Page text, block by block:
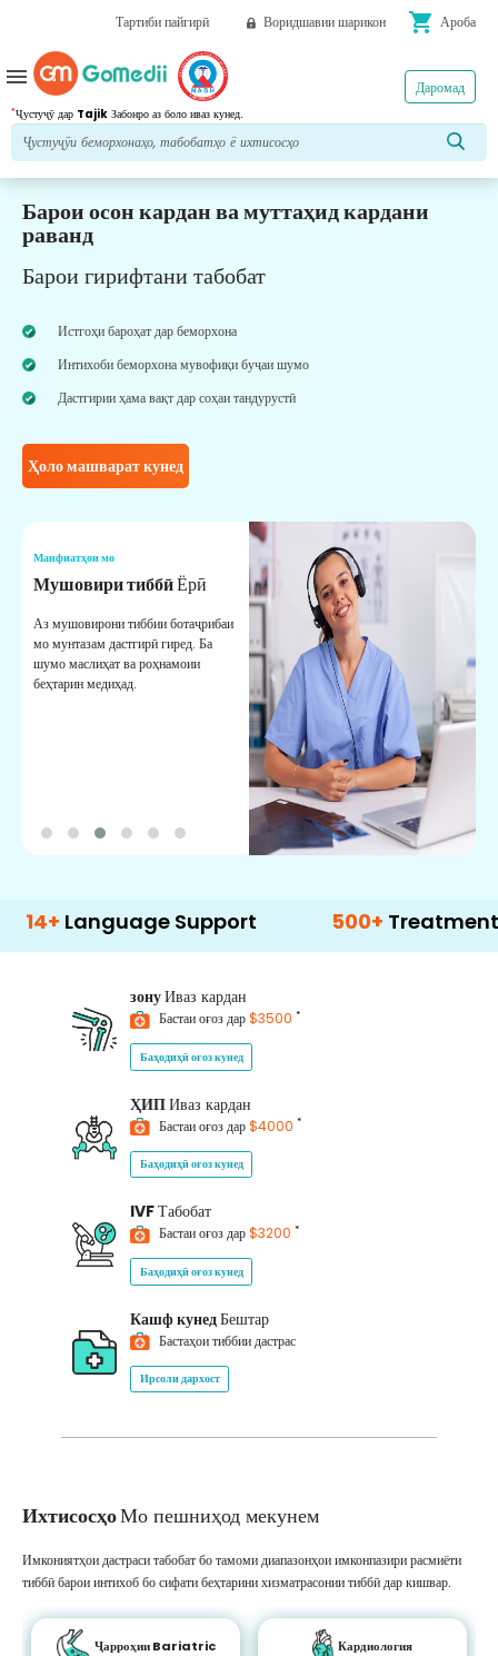
Тартиби пайгирӣ Воридшавии шарикон shopping_cart Ароба
*Ҷустуҷӯ дар Tajik Забонро аз боло иваз кунед.
Даромад
menu
Барои осон кардан ва муттаҳид кардани
раванд
Барои гирифтани табобат
Истгоҳи бароҳат дар беморхона
Интихоби беморхона мувофиқи буҷаи шумо
Дастгирии ҳама вақт дар соҳаи тандурустӣ
Ҳоло машварат кунед
Манфиатҳои мо
Мушовири тиббӣЁрӣ
Аз мушовирони тиббии ботаҷрибаи
мо мунтазам дастгирӣ гиред. Ба
шумо маслиҳат ва роҳнамоии
беҳтарин медиҳад.
Support 500+ Treatment
зонуИваз кардан
Бастаи оғоз дар$3500 *
Баҳодиҳӣ оғоз кунед
ҲИПИваз кардан
Бастаи оғоз дар$4000 *
Баҳодиҳӣ оғоз кунед
IVFТабобат
Бастаи оғоз дар$3200 *
Баҳодиҳӣ оғоз кунед
Кашф кунедБештар
Бастаҳои тиббии дастрас
Ирсоли дархост
ИхтисосҳоМо пешниҳод мекунем
Имкониятҳои дастраси табобат бо тамоми диапазонҳои имконпазири расмиёти
тиббӣ барои интихоб бо сифати беҳтарини хизматрасонии тиббӣ дар кишвар.
Ҷарроҳии Bariatric Кардиология